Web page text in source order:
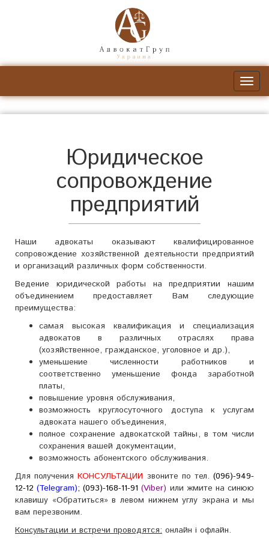
Юридическое
сопровождение
предприятий
Наши адвокаты оказывают квалифицированное
сопровождение хозяйственной деятельности предприятий
и организаций различных форм собственности.
Ведение юридической работы на предприятии нашим
объединением предоставляет Вам следующие
преимущества:
самая высокая квалификация и специализация
адвокатов в различных отраслях права
(хозяйственное, гражданское, уголовное и др.),
уменьшение численности работников и
соответственно уменьшение фонда заработной
платы,
повышение уровня обслуживания,
возможность круглосуточного доступа к услугам
адвоката нашего объединения,
полное сохранение адвокатской тайны, в том числи
сохранения вашей документации,
возможность абонентского обслуживания.
Для получения КОНСУЛЬТАЦИИ звоните по тел.(096)-949-
12-12 (Telegram); (093)-168-11-91 (Viber) или жмите на синюю
клавишу «Обратиться» в левом нижнем углу экрана и мы
вам перезвоним.
Консультации и встречи проводятся: онлайн і офлайн.